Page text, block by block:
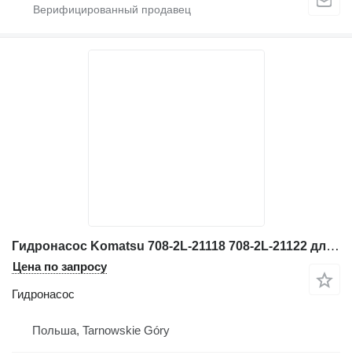
Гидронасос Komatsu 708-2L-21118 708-2L-21122 для экскаватора
Цена по запросу
Гидронасос
Польша, Tarnowskie Góry